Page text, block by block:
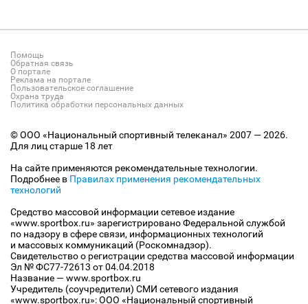
Помощь
Обратная связь
О портале
Реклама на портале
Пользовательское соглашение
Охрана труда
Политика обработки персональных данных
© ООО «Национальный спортивный телеканал» 2007 — 2026.
Для лиц старше 18 лет
На сайте применяются рекомендательные технологии.
Подробнее в Правилах применения рекомендательных
технологий
Средство массовой информации сетевое издание
«www.sportbox.ru» зарегистрировано Федеральной службой
по надзору в сфере связи, информационных технологий
и массовых коммуникаций (Роскомнадзор).
Свидетельство о регистрации средства массовой информации
Эл № ФС77-72613 от 04.04.2018
Название — www.sportbox.ru
Учредитель (соучредители) СМИ сетевого издания
«www.sportbox.ru»: ООО «Национальный спортивный